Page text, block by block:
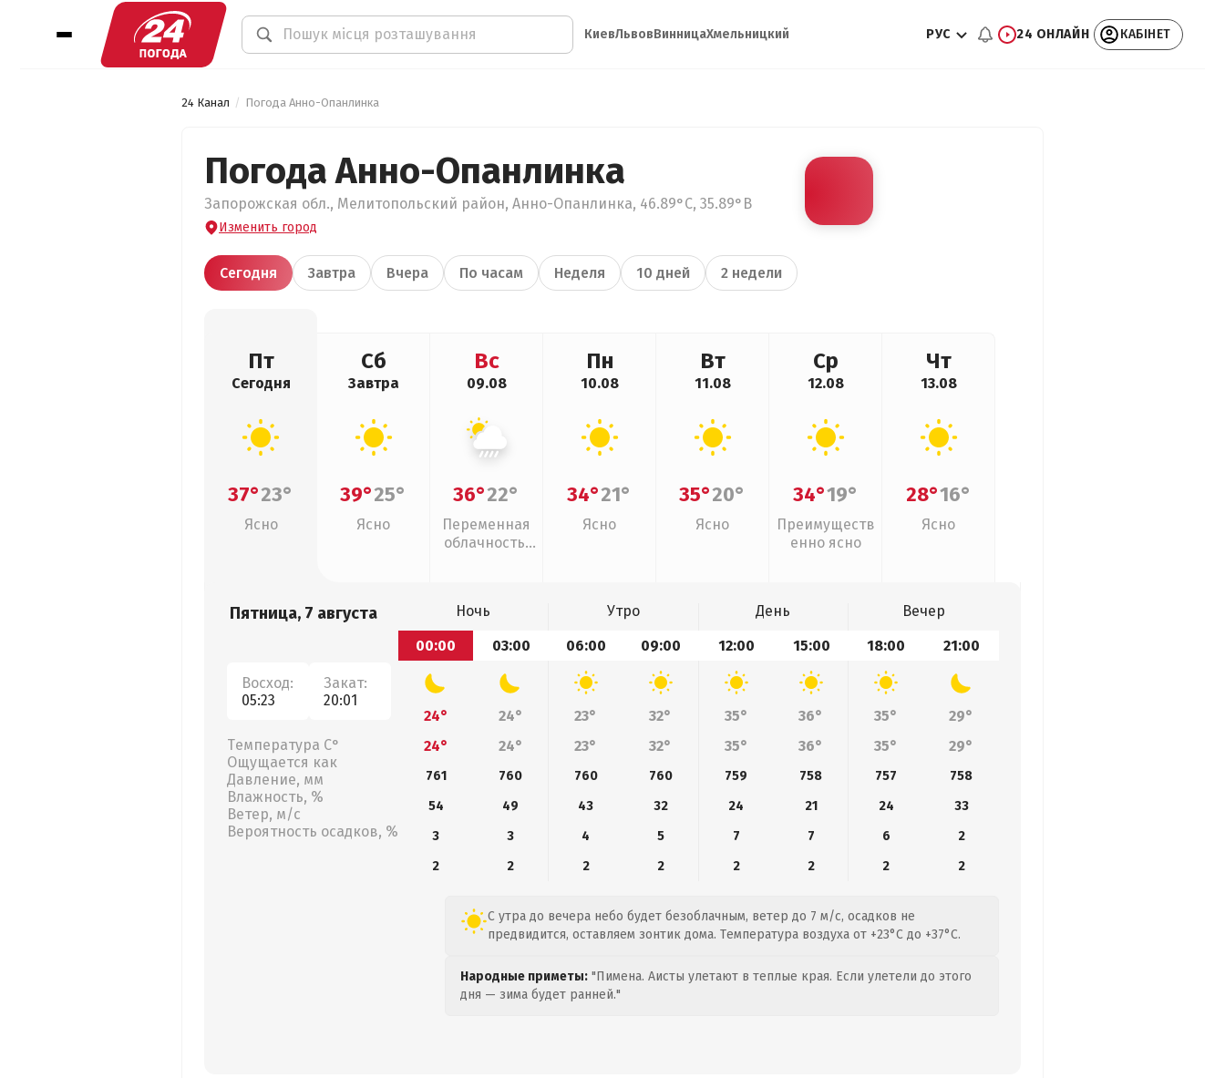
КиевЛьвовВинницаХмельницкий РУС 24 ОНЛАЙН КАБІНЕТ
24 Канал Погода Анно-Опанлинка
Погода Анно-Опанлинка
Запорожская обл., Мелитопольский район, Анно-Опанлинка, 46.89°С, 35.89°В
Изменить город
Сегодня Завтра Вчера По часам Неделя 10 дней 2 недели
Пт
Сегодня
37°23°
Ясно
Сб
Завтра
39°25°
Ясно
Вс
09.08
36°22°
Переменная
облачность,
Пн
10.08
34°21°
Ясно
Вт
11.08
35°20°
Ясно
Ср
12.08
34°19°
Преимуществ
енно ясно
Чт
13.08
28°16°
Ясно
Пятница, 7 августа
Восход:
05:23
Закат:
20:01
Температура С°
Ощущается как
Давление, мм
Влажность, %
Ветер, м/с
Вероятность осадков, %
Ночь Утро День
Вечер
00:00
03:00 06:00 09:00 12:00 15:00 18:00 21:00
24° 24° 23° 32° 35° 36° 35°
29°
24°
24° 23° 32° 35° 36° 35° 29°
761 760 760 760 759 758 757
758
54
49 43 32 24 21 24
33
3
3 4 5 7 7 6
2
2
2 2 2 2 2 2 2
С утра до вечера небо будет безоблачным, ветер до 7 м/с, осадков не
предвидится, оставляем зонтик дома. Температура воздуха от +23°C до +37°C.
Народные приметы: "Пимена. Аисты улетают в теплые края. Если улетели до этого
дня — зима будет ранней."